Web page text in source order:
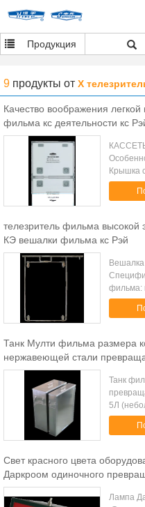
Продукция
9 продукты от X
Качество воображения
фильма кс деятельности кс
Крышка
паде
крышка
телезритель фильма высокой
КЭ вешалки фильма кс Рэй
Вешалка
фильма:
кс12»
Танк Мулти фильма размера
нержавеющей стали
Танк
5Л
Свет красного цвета
Даркроом одиночного
Лампа